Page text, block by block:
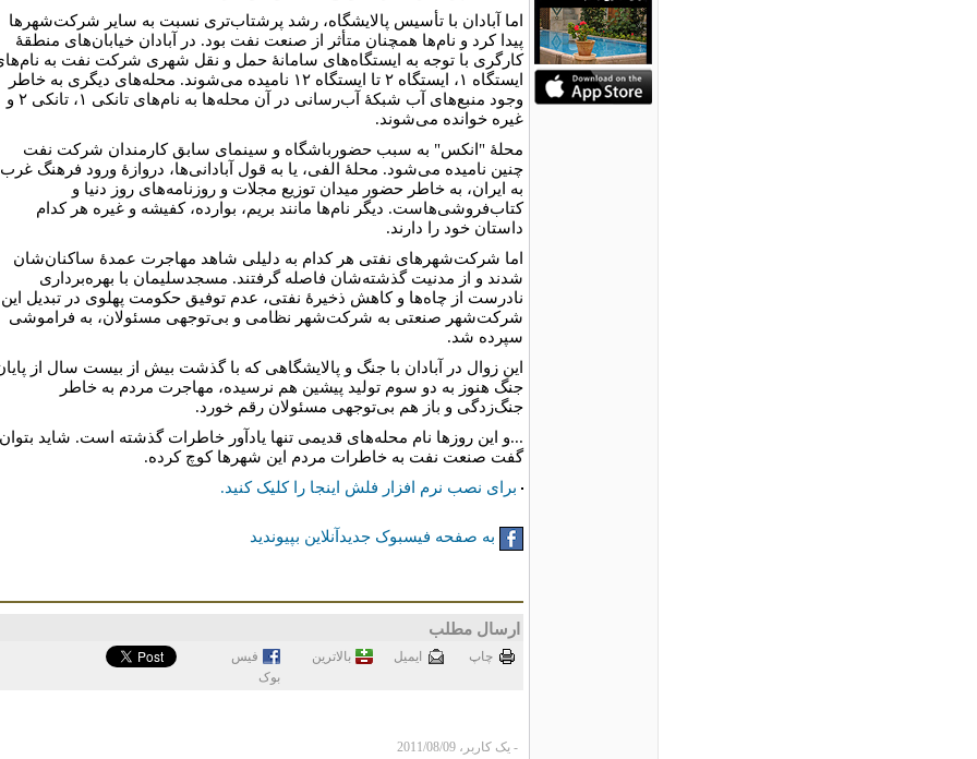
اما آبادان با تأسیس پالایشگاه، رشد پرشتاب‌تری نسبت به سایر شرکت‌شهرها
پیدا کرد و نام‌ها همچنان متأثر از صنعت نفت بود. در آبادان خیابان‌های منطقۀ
کارگری با توجه به ایستگاه‌های سامانۀ حمل و نقل شهری شرکت نفت به
ایستگاه ۱، ایستگاه ۲ تا ایستگاه ۱۲ نامیده می‌شوند. محله‌های دیگری به خاطر
وجود منبع‌های آب شبکۀ آب‌رسانی در آن محله‌ها به نام‌های تانکی ۱، تانکی ۲ و
غیره خوانده می‌شوند.
محلۀ "انکس" به سبب حضورباشگاه و سینمای سابق کارمندان شرکت نفت
چنین نامیده می‌شود. محلۀ الفی، یا به قول آبادانی‌ها، دروازۀ ورود فرهنگ غرب
به ایران، به خاطر حضور میدان توزیع مجلات و روزنامه‌های روز دنیا و
کتاب‌فروشی‌هاست. دیگر نام‌ها مانند بریم، بوارده، کفیشه و غیره هر کدام
داستان خود را دارند.
اما شرکت‌شهرهای نفتی هر کدام به دلیلی شاهد مهاجرت عمدۀ ساکنان‌شان
شدند و از مدنیت گذشته‌شان فاصله گرفتند. مسجدسلیمان با بهره‌برداری
نادرست از چاه‌ها و کاهش ذخیرۀ نفتی، عدم توفیق حکومت پهلوی در تبدیل این
شرکت‌شهر صنعتی به شرکت‌شهر نظامی و بی‌توجهی مسئولان، به فراموشی
سپرده شد.
این زوال در آبادان با جنگ و پالایشگاهی که با گذشت بیش از بیست سال از
جنگ هنوز به دو سوم تولید پیشین هم نرسیده، مهاجرت مردم به خاطر
جنگ‌زدگی و باز هم بی‌توجهی مسئولان رقم خورد.
...و این روزها نام محله‌های قدیمی تنها یادآور خاطرات گذشته‌ است. شاید بتوان
گفت صنعت نفت به خاطرات مردم این شهرها کوچ کرده.
برای نصب نرم افزار فلش اینجا را کلیک کنید.
به صفحه فیسبوک جدیدآنلاین بپیوندید
ارسال مطلب
چاپ ايميل بالاترین
فيس
بوک
- یک کاربر، 2011/08/09